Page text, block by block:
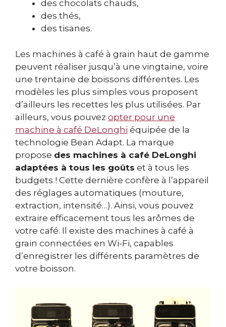
des chocolats chauds,
des thés,
des tisanes.
Les machines à café à grain haut de gamme
peuvent réaliser jusqu’à une vingtaine, voire
une trentaine de boissons différentes. Les
modèles les plus simples vous proposent
d’ailleurs les recettes les plus utilisées. Par
ailleurs, vous pouvez opter pour une
machine à café DeLonghi équipée de la
technologie Bean Adapt. La marque
propose des machines à café DeLonghi
adaptées à tous les goûts et à tous les
budgets ! Cette dernière confère à l’appareil
des réglages automatiques (mouture,
extraction, intensité…). Ainsi, vous pouvez
extraire efficacement tous les arômes de
votre café. Il existe des machines à café à
grain connectées en Wi-Fi, capables
d’enregistrer les différents paramètres de
votre boisson.